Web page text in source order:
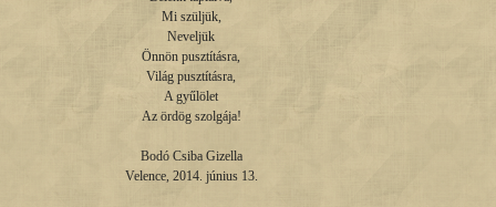
Mi szüljük,
Neveljük
Önnön pusztításra,
Világ pusztításra,
A gyűlölet
Az ördög szolgája!
Bodó Csiba Gizella
Velence, 2014. június 13.